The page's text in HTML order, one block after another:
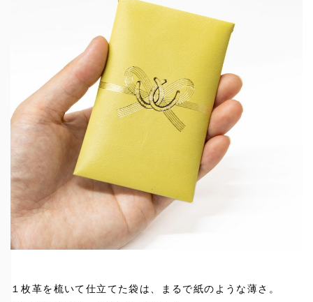
１枚革を梳いて仕立てた袋は、まるで紙のような薄さ。